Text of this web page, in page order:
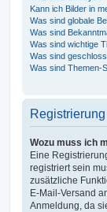
Kann ich Bilder in
Was sind globale
Was sind
Was sind wichtige
Was sind
Was sind Themen-
Wozu muss ich
Eine
registriert sein
zusätzliche
E-Mail-Versand
Anmeldung, da